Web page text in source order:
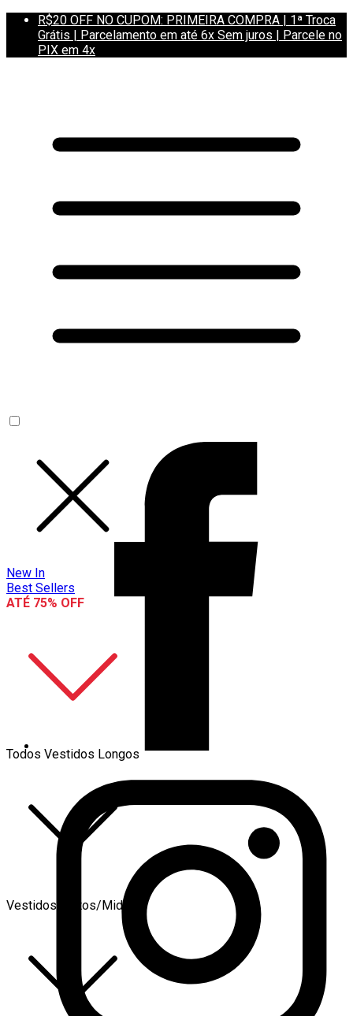
R$20 OFF NO CUPOM: PRIMEIRA COMPRA | 1ª Troca
Grátis | Parcelamento em até 6x Sem juros | Parcele no
PIX em 4x
New In
Best Sellers
ATÉ 75% OFF
Todos Vestidos Longos
Vestidos Curtos/Midi